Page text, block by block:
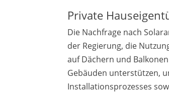
Private
Die Nachfrage nach
der Regierung, die
auf Dächern und
Gebäuden unterstützen,
Installationsprozesses